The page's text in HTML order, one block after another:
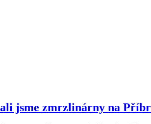
jsme zmrzlinárny na